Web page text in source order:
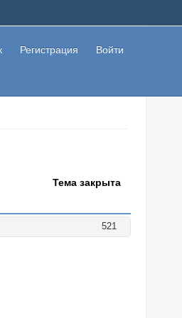
Регистрация Войти
Тема закрыта
521